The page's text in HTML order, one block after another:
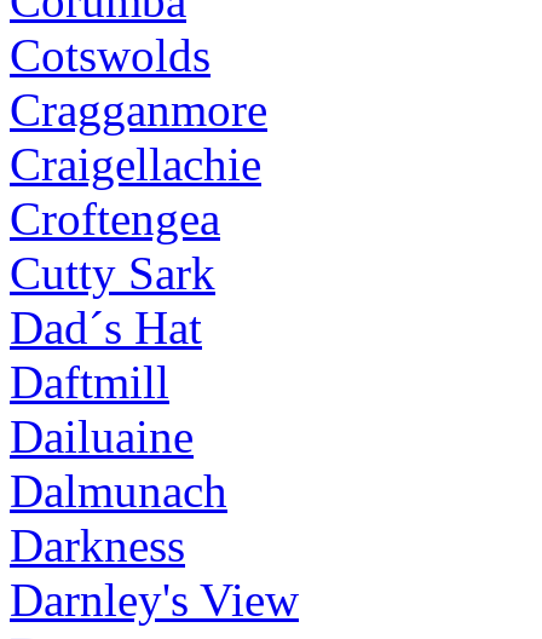
Cotswolds
Cragganmore
Craigellachie
Croftengea
Cutty Sark
Dad´s Hat
Daftmill
Dailuaine
Dalmunach
Darkness
Darnley's View